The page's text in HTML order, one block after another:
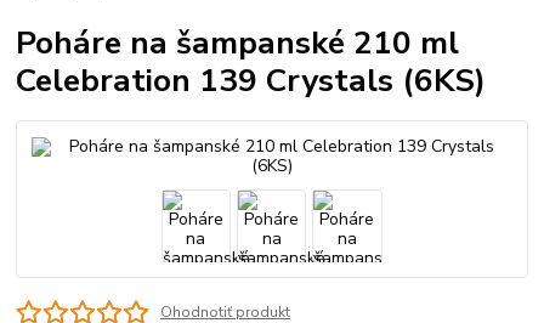
Poháre na šampanské 210 ml
Celebration 139 Crystals (6KS)
Ohodnotiť produkt